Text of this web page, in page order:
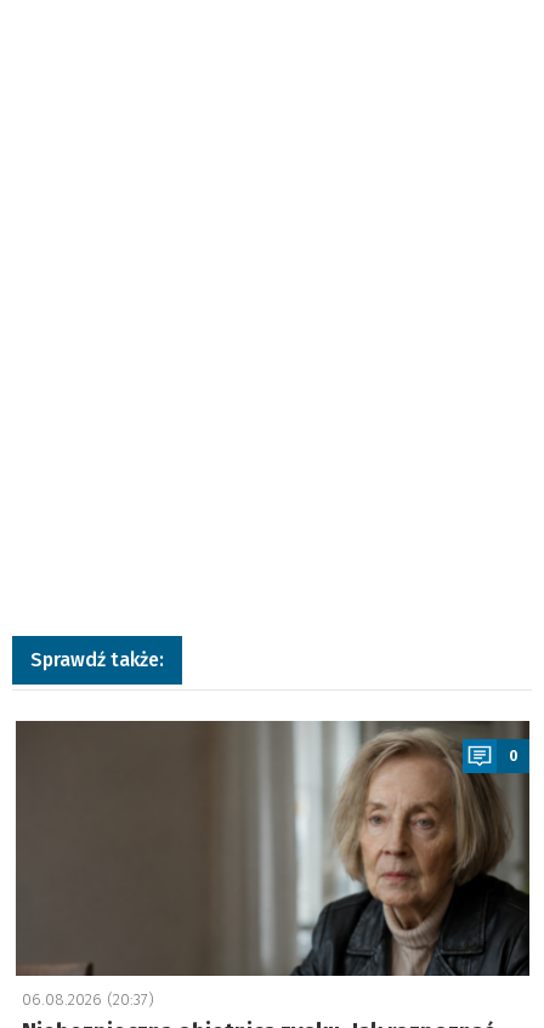
Sprawdź także:
a
0
06.08.2026 (20:37)